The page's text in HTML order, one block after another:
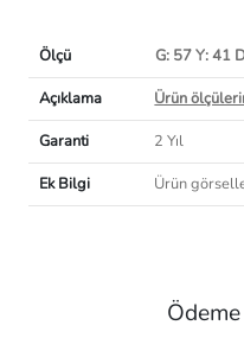
Ölçü
G: 57 Y: 41
Açıklama
Ürün
Garanti
2 Yıl
Ek Bilgi
Ürün